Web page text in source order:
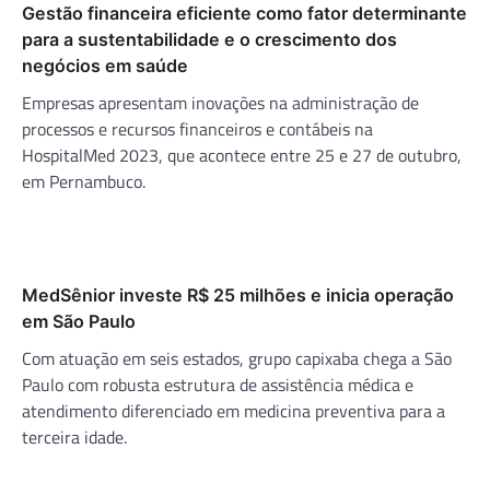
Gestão financeira eficiente como fator determinante
para a sustentabilidade e o crescimento dos
negócios em saúde
Empresas apresentam inovações na administração de
processos e recursos financeiros e contábeis na
HospitalMed 2023, que acontece entre 25 e 27 de outubro,
em Pernambuco.
MedSênior investe R$ 25 milhões e inicia operação
em São Paulo
Com atuação em seis estados, grupo capixaba chega a São
Paulo com robusta estrutura de assistência médica e
atendimento diferenciado em medicina preventiva para a
terceira idade.